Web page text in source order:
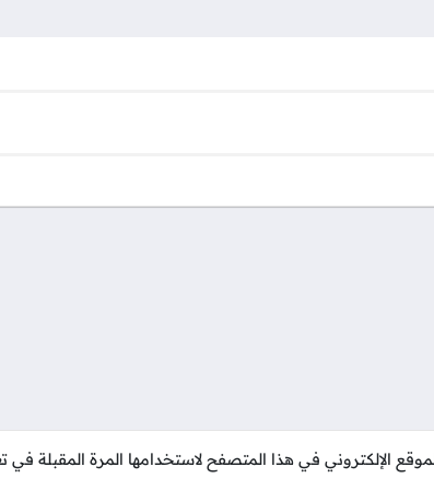
الإلكتروني في هذا المتصفح لاستخدامها المرة المقبلة في